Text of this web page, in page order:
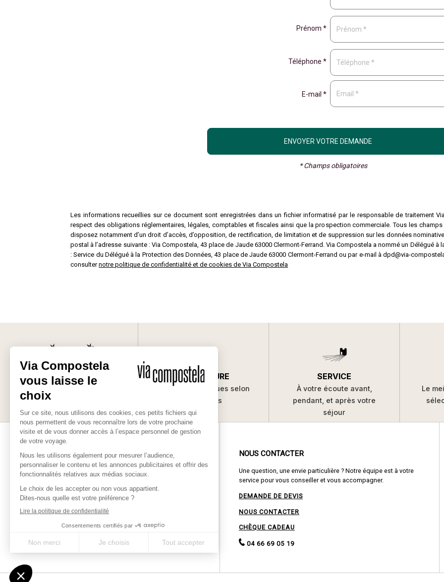
Prénom *
Téléphone *
E-mail *
* Champs obligatoires
Les informations recueillies sur ce document sont enregistrées dans un fichier informatisé par le responsable de traitement
respect des obligations réglementaires, légales, comptables et fiscales ainsi que la prospection commerciale. Tous les
disposez notamment d’un droit d’accès, d’opposition, de rectification, de limitation et de suppression sur les données
postal à l’adresse suivante : Via Compostela, 43 place de Jaude 63000 Clermont-Ferrand. Via Compostela a nommé un Délégué
: Service du Délégué à la Protection des Données, 43 place de Jaude 63000 Clermont-Ferrand ou par e-mail à dpd@via-
consulternotre politique de confidentialité et de cookies de Via Compostela
Les bonnes raisons
de partir avec nous
SUR-MESURE
Des séjours uniques selon
vos envies
SERVICE
À votre écoute avant,
pendant, et après votre
séjour
Le
Sylva SAS pour vous offrir le meilleur des chemins millénaires
en France, en Europe et dans le monde.
NOUS CONTACTER
Une question, une envie particulière ? Notre équipe est à votre
service pour vous conseiller et vous accompagner.
DEMANDE DE DEVIS
NOUS CONTACTER
CHÈQUE CADEAU
04 66 69 05 19